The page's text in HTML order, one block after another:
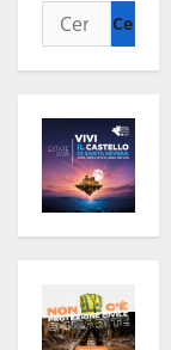
Ricerca
per: